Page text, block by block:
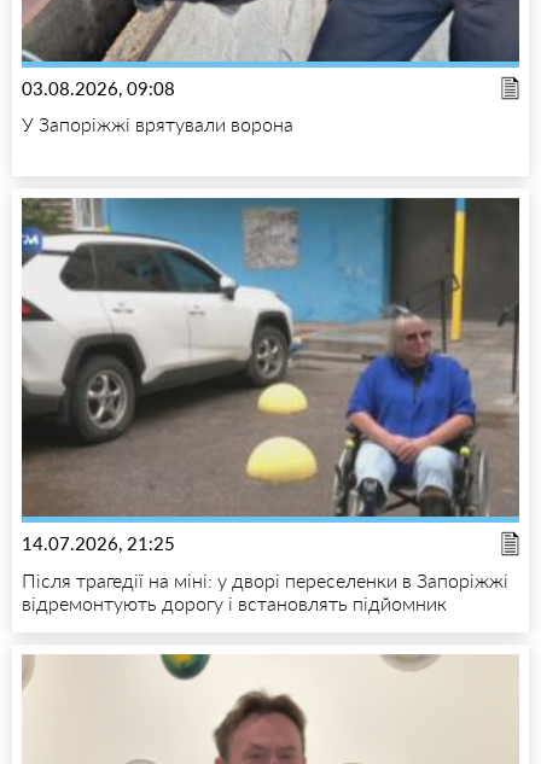
03.08.2026, 09:08
У Запоріжжі врятували ворона
14.07.2026, 21:25
Після трагедії на міні: у дворі переселенки в Запоріжжі
відремонтують дорогу і встановлять підйомник